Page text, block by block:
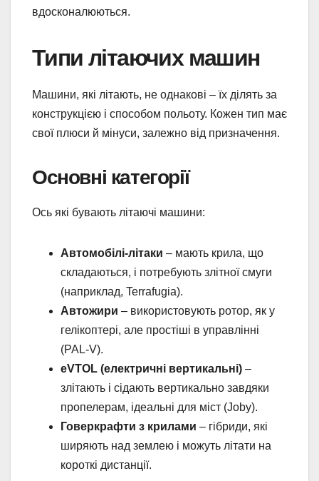
вдосконалюються.
Типи літаючих машин
Машини, які літають, не однакові – їх ділять за
конструкцією і способом польоту. Кожен тип має
свої плюси й мінуси, залежно від призначення.
Основні категорії
Ось які бувають літаючі машини:
Автомобілі-літаки – мають крила, що
складаються, і потребують злітної смуги
(наприклад, Terrafugia).
Автожири – використовують ротор, як у
гелікоптері, але простіші в управлінні
(PAL-V).
eVTOL (електричні вертикальні) –
злітають і сідають вертикально завдяки
пропелерам, ідеальні для міст (Joby).
Говеркрафти з крилами – гібриди, які
ширяють над землею і можуть літати на
короткі дистанції.